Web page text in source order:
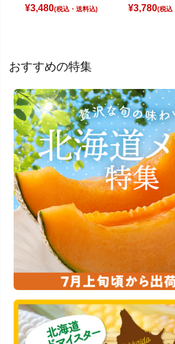
¥3,480(税込) ¥3,780(税込)
おすすめの特集